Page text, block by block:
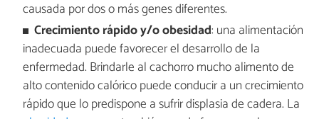
causada por dos o más genes diferentes.
Crecimiento rápido y/o obesidad: una alimentación
inadecuada puede favorecer el desarrollo de la
enfermedad. Brindarle al cachorro mucho alimento de
alto contenido calórico puede conducir a un crecimiento
rápido que lo predispone a sufrir displasia de cadera. La